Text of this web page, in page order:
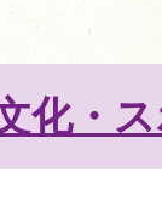
化・